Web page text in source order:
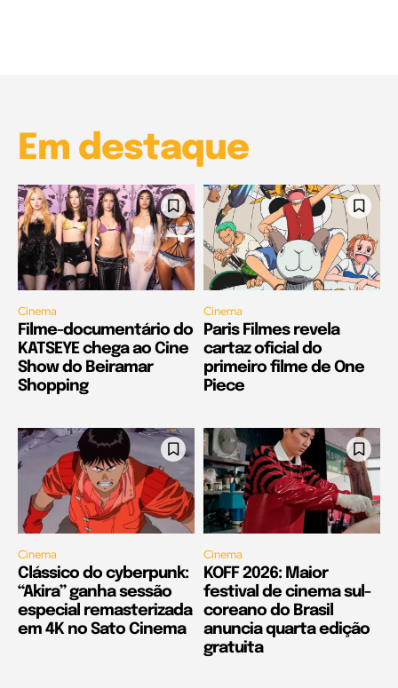
Em destaque
Cinema
Filme-documentário do
KATSEYE chega ao Cine
Show do Beiramar
Shopping
Cinema
Paris Filmes revela
cartaz oficial do
primeiro filme de One
Piece
Cinema
Clássico do cyberpunk:
“Akira” ganha sessão
especial remasterizada
em 4K no Sato Cinema
Cinema
KOFF 2026: Maior
festival de cinema sul-
coreano do Brasil
anuncia quarta edição
gratuita